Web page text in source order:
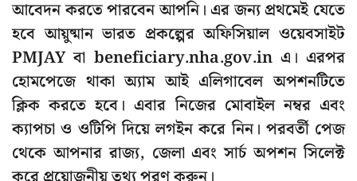
আবেদন করতে পারবেন আপনি। এর জন্য প্রথমেই যেতে
হবে আয়ুষ্মান ভারত প্রকল্পের অফিসিয়াল ওয়েবসাইট
PMJAY বা beneficiary.nha.gov.in এ। এরপর
হোমপেজে থাকা অ্যাম আই এলিগাবেল অপশনটিতে
ক্লিক করতে হবে। এবার নিজের মোবাইল নম্বর এবং
ক্যাপচা ও ওটিপি দিয়ে লগইন করে নিন। পরবর্তী পেজ
থেকে আপনার রাজ্য, জেলা এবং সার্চ অপশন সিলেক্ট